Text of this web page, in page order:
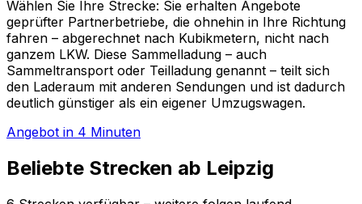
Wählen Sie Ihre Strecke: Sie erhalten Angebote
geprüfter Partnerbetriebe, die ohnehin in Ihre Richtung
fahren – abgerechnet nach Kubikmetern, nicht nach
ganzem LKW. Diese Sammelladung – auch
Sammeltransport oder Teilladung genannt – teilt sich
den Laderaum mit anderen Sendungen und ist dadurch
deutlich günstiger als ein eigener Umzugswagen.
Angebot in 4 Minuten
Beliebte Strecken ab Leipzig